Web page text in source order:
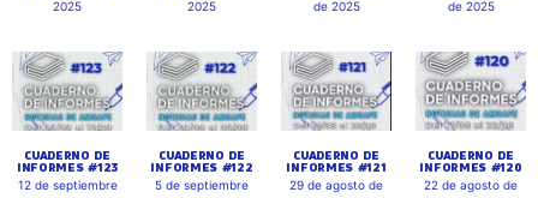
2025
2025
de 2025
de 2025
CUADERNO DE
INFORMES #123
12 de septiembre
CUADERNO DE
INFORMES #122
5 de septiembre
CUADERNO DE
INFORMES #121
29 de agosto de
CUADERNO DE
INFORMES #120
22 de agosto de